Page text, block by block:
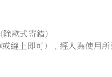
除款式寄錯)
縫上即可），經人為使用